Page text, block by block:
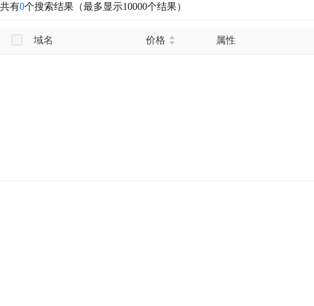
共有0个搜索结果（最多显示10000个结果）
域名 价格 属性